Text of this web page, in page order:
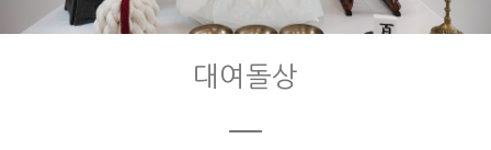
대여돌상
ㅡ